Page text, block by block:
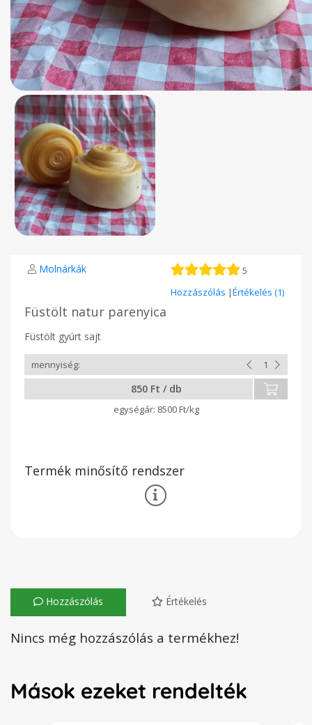
Molnárkák 5
Hozzászólás |Értékelés (1)
Füstölt natur parenyica
Füstölt gyúrt sajt
850 Ft / db
8500 Ft/kg
Termék minősítő rendszer
Hozzászólás Értékelés
Nincs még hozzászólás a termékhez!
Mások ezeket rendelték